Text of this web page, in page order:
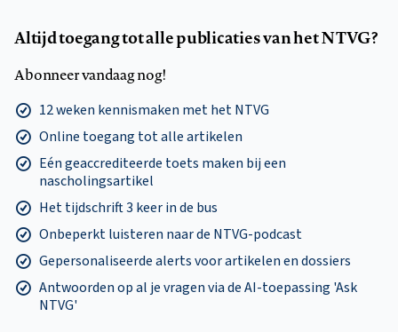
Altijd toegang tot alle publicaties van het NTVG?
Abonneer vandaag nog!
12 weken kennismaken met het NTVG
Online toegang tot alle artikelen
Eén geaccrediteerde toets maken bij een
nascholingsartikel
Het tijdschrift 3 keer in de bus
Onbeperkt luisteren naar de NTVG-podcast
Gepersonaliseerde alerts voor artikelen en dossiers
Antwoorden op al je vragen via de AI-toepassing 'Ask
NTVG'